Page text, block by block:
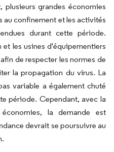
plusieurs grandes économies
au confinement et les activités
durant cette période.
les usines d'équipementiers
de respecter les normes de
la propagation du virus. La
variable a également chuté
période. Cependant, avec la
la demande est
devrait se poursuivre au